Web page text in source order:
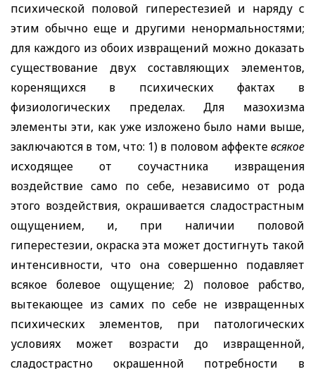
психической половой гиперестезией и наряду с
этим обычно еще и другими ненормальностями;
для каждого из обоих извращений можно доказать
существование двух составляющих элементов,
коренящихся в психических фактах в
физиологических пределах. Для мазохизма
элементы эти, как уже изложено было нами выше,
заключаются в том, что: 1) в половом аффектевсякое
исходящее от соучастника извращения
воздействие само по себе, независимо от рода
этого воздействия, окрашивается сладострастным
ощущением, и, при наличии половой
гиперестезии, окраска эта может достигнуть такой
интенсивности, что она совершенно подавляет
всякое болевое ощущение; 2) половое рабство,
вытекающее из самих по себе не извращенных
психических элементов, при патологических
условиях может возрасти до извращенной,
сладострастно окрашенной потребности в